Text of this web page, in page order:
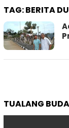
TAG:BERITA
TUALANG